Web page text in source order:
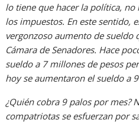
lo tiene que hacer la política,
los impuestos. En este sentido,
vergonzoso aumento de sueldo
Cámara de Senadores. Hace
sueldo a 7 millones de pesos
hoy se aumentaron el sueldo a 9
¿Quién cobra 9 palos por mes?
compatriotas se esfuerzan por